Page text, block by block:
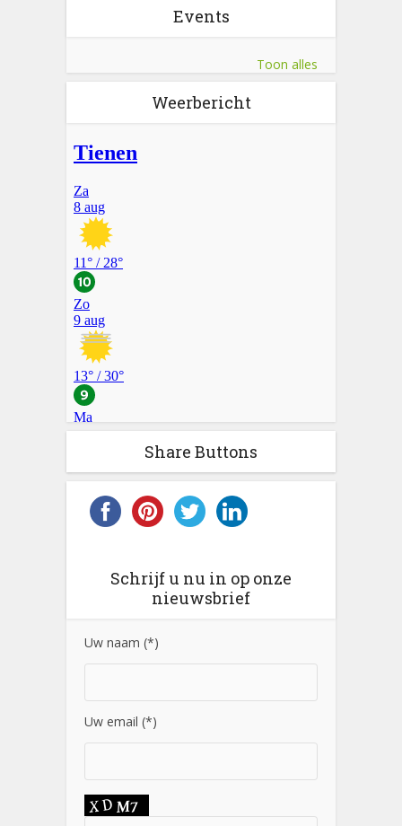
Events
Toon alles
Weerbericht
Share Buttons
Schrijf u nu in op onze
nieuwsbrief
Uw naam (*)
Uw email (*)